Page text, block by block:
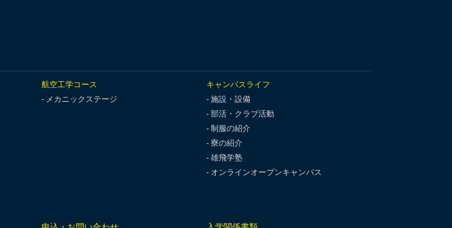
航空工学コース
メカニックステージ
キャンパスライフ
施設・設備
部活・クラブ活動
制服の紹介
寮の紹介
雄飛学塾
オンラインオープンキャンパス